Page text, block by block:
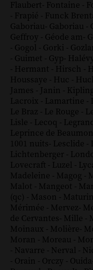
Flaubert- Fontaine -
- Frapié - Funck
Gaboriau- Gaboriau -
Geffroy - Géode am-
- Gogol - Gorki -
- Guimet - Gyp-
- Hermant - Hirsch -
Houssaye - Huc -
James - Janin -
Lacroix - Lamartine -
Le Braz - Le Rouge -
Lisle - Lecoq -
Leprince de
1001 nuits- Lesclide -
Lichtenberger -
Lovecraft - Luzel -
Madeleine - Magog -
Malot - Mangeot -
(qc) - Mason - Maturin
Mérimée - Mervez-
de Cervantes- Mille -
Moinaux - Molière-
Moran - Moreau -
- Navarre - Nerval -
- Orain - Orczy - Ouida